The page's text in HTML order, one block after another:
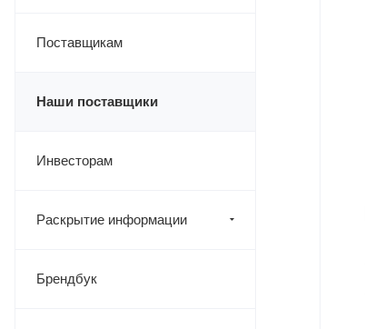
Поставщикам
Наши поставщики
Инвесторам
Раскрытие информации
Брендбук